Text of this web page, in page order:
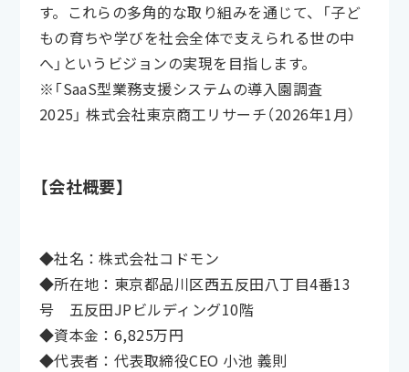
す。これらの多角的な取り組みを通じて、「子ど
もの育ちや学びを社会全体で支えられる世の中
へ」というビジョンの実現を目指します。
※「SaaS型業務支援システムの導入園調査
2025」 株式会社東京商工リサーチ（2026年1月）
【会社概要】
◆社名：株式会社コドモン
◆所在地：東京都品川区西五反田八丁目4番13
号 五反田JPビルディング10階
◆資本金：6,825万円
◆代表者：代表取締役CEO 小池 義則